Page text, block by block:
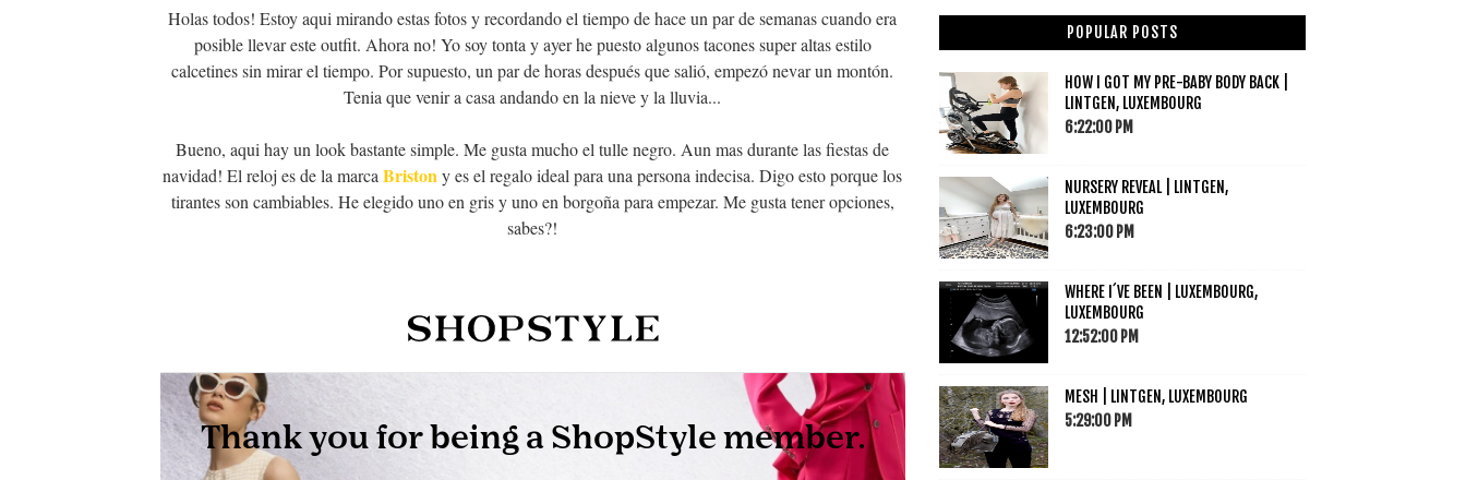
Holas todos! Estoy aqui mirando estas fotos y recordando el tiempo de hace un par de semanas cuando era
posible llevar este outfit. Ahora no! Yo soy tonta y ayer he puesto algunos tacones super altas estilo
calcetines sin mirar el tiempo. Por supuesto, un par de horas después que salió, empezó nevar un montón.
Tenia que venir a casa andando en la nieve y la lluvia...
Bueno, aqui hay un look bastante simple. Me gusta mucho el tulle negro. Aun mas durante las fiestas de
navidad! El reloj es de la marcaBristony es el regalo ideal para una persona indecisa. Digo esto porque los
tirantes son cambiables. He elegido uno en gris y uno en borgoña para empezar. Me gusta tener opciones,
sabes?!
POPULAR POSTS
HOW I GOT MY PRE-BABY BODY BACK |
LINTGEN, LUXEMBOURG
6:22:00 PM
NURSERY REVEAL | LINTGEN,
LUXEMBOURG
6:23:00 PM
WHERE I´VE BEEN | LUXEMBOURG,
LUXEMBOURG
12:52:00 PM
MESH | LINTGEN, LUXEMBOURG
5:29:00 PM